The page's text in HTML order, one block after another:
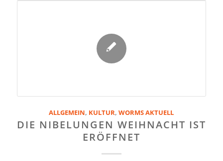
ALLGEMEIN, KULTUR,WORMS AKTUELL
DIE NIBELUNGEN WEIHNACHT IST
ERÖFFNET